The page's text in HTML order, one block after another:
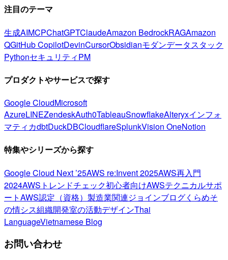
注目のテーマ
生成AIMCPChatGPTClaudeAmazon BedrockRAGAmazon
QGitHub CopilotDevinCursorObsidianモダンデータスタック
PythonセキュリティPM
プロダクトやサービスで探す
Google CloudMicrosoft
AzureLINEZendeskAuth0TableauSnowflakeAlteryxインフォ
マティカdbtDuckDBCloudflareSplunkVision OneNotion
特集やシリーズから探す
Google Cloud Next ’25AWS re:Invent 2025AWS再入門
2024AWSトレンドチェック初心者向けAWSテクニカルサポ
ートAWS認定（資格） 製造業関連ジョインブログくらめそ
の情シス組織開発室の活動デザインThai
LanguageVietnamese Blog
お問い合わせ